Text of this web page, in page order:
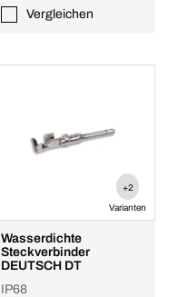
Vergleichen
+2
Varianten
Wasserdichte
Steckverbinder
DEUTSCH DT
IP68